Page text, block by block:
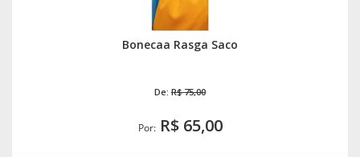
Bonecaa Rasga Saco
De: R$ 75,00
Por:R$ 65,00